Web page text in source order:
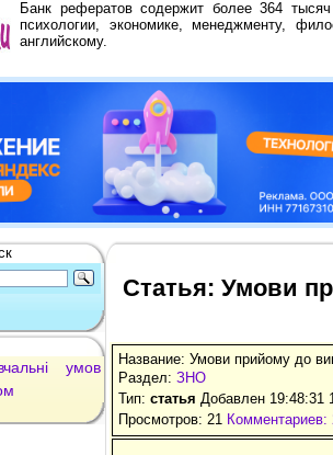
Банк рефератов содержит более 364
психологии, экономике, менеджменту,
английскому.
умов
Статья: Умови
Название: Умови прийому до
Раздел: ЗНО
Тип: статья Добавлен 19:48:31
Просмотров: 21 Комментариев: